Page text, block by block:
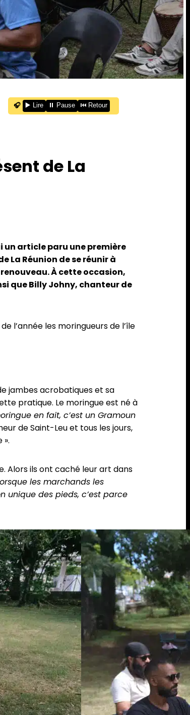
🎧 ▶️ Lire ⏸️ Pause ⏮️ Retour
de La
un article paru une première
La Réunion de se réunir à
À cette occasion,
queBilly Johny, chanteur de
l’année les moringueurs de l’île
jambes acrobatiques et sa
pratique. Le moringue est né à
en fait, c’est un Gramoun
de Saint-Leu et tous les jours,
Alors ils ont caché leur art dans
les marchands les
unique des pieds, c’est parce